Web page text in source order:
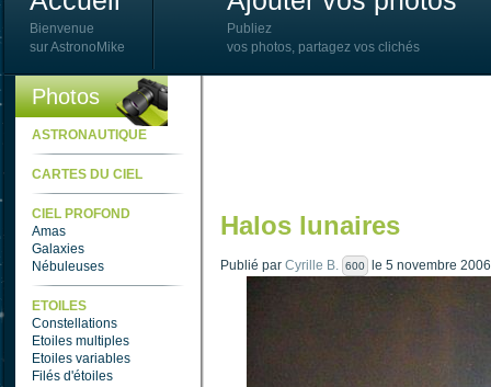
Bienvenue
sur AstronoMike
Publiez
vos photos, partagez vos clichés
Photos
ASTRONAUTIQUE
CARTES DU CIEL
CIEL PROFOND
Amas
Galaxies
Nébuleuses
ETOILES
Constellations
Etoiles multiples
Etoiles variables
Filés d'étoiles
Halos lunaires
Publié par Cyrille B. 600 le 5 novembre